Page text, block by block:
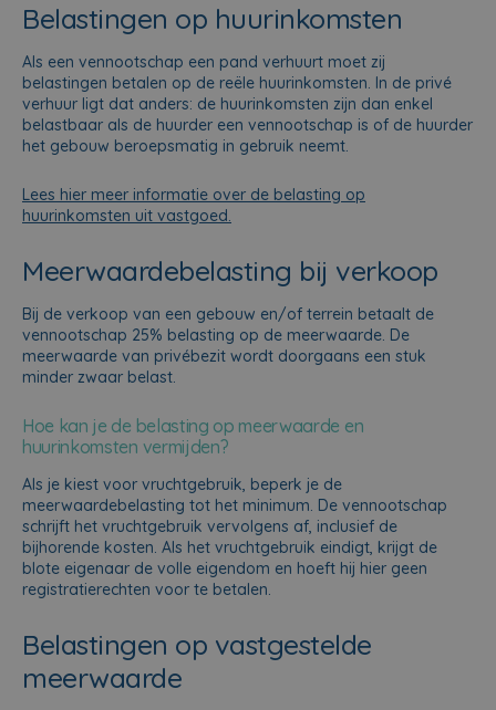
Belastingen op huurinkomsten
Als een vennootschap een pand verhuurt moet zij
belastingen betalen op de reële huurinkomsten. In de privé
verhuur ligt dat anders: de huurinkomsten zijn dan enkel
belastbaar als de huurder een vennootschap is of de huurder
het gebouw beroepsmatig in gebruik neemt.
Lees hier meer informatie over de belasting op
huurinkomsten uit vastgoed.
Meerwaardebelasting bij verkoop
Bij de verkoop van een gebouw en/of terrein betaalt de
vennootschap 25% belasting op de meerwaarde. De
meerwaarde van privébezit wordt doorgaans een stuk
minder zwaar belast.
Hoe kan je de belasting op meerwaarde en
huurinkomsten vermijden?
Als je kiest voor vruchtgebruik, beperk je de
meerwaardebelasting tot het minimum. De vennootschap
schrijft het vruchtgebruik vervolgens af, inclusief de
bijhorende kosten. Als het vruchtgebruik eindigt, krijgt de
blote eigenaar de volle eigendom en hoeft hij hier geen
registratierechten voor te betalen.
Belastingen op vastgestelde
meerwaarde